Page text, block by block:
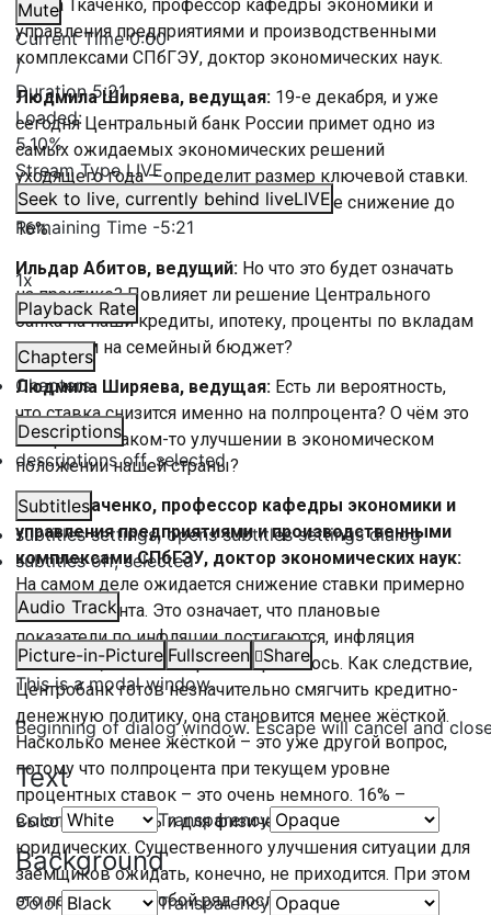
Mute
Current Time0:00
/
Duration5:21
Loaded:
5.10%
Stream TypeLIVE
Seek to live, currently behind liveLIVE
Remaining Time -5:21
1x
Playback Rate
Chapters
Chapters
Descriptions
descriptions off, selected
Subtitles
subtitles settings, opens subtitles settings dialog
subtitles off, selected
Audio Track
Picture-in-Picture Fullscreen
Share
This is a modal window.
Beginning of dialog window. Escape will cancel and
Text
Color Transparency
Background
Color Transparency
Елена Ткаченко, профессор кафедры экономики и
управления предприятиями и производственными
комплексами СПбГЭУ, доктор экономических наук.
Людмила Ширяева, ведущая: 19-е декабря, и уже
сегодня Центральный банк России примет одно из
самых ожидаемых экономических решений
уходящего года – определит размер ключевой ставки.
Эксперты прогнозируют её возможное снижение до
16%.
Ильдар Абитов, ведущий: Но что это будет означать
на практике? Повлияет ли решение Центрального
банка на наши кредиты, ипотеку, проценты по вкладам
и в целом на семейный бюджет?
Людмила Ширяева, ведущая: Есть ли вероятность,
что ставка снизится именно на полпроцента? О чём это
говорит? О каком-то улучшении в экономическом
положении нашей страны?
Елена Ткаченко, профессор кафедры экономики и
управления предприятиями и производственными
комплексами СПбГЭУ, доктор экономических наук:
На самом деле ожидается снижение ставки примерно
на полпроцента. Это означает, что плановые
показатели по инфляции достигаются, инфляция
снижается, как это и прогнозировалось. Как следствие,
Центробанк готов незначительно смягчить кредитно-
денежную политику, она становится менее жёсткой.
Насколько менее жёсткой – это уже другой вопрос,
потому что полпроцента при текущем уровне
процентных ставок – это очень немного. 16% –
высокий уровень и для физических лиц, и для
юридических. Существенного улучшения ситуации для
заёмщиков ожидать, конечно, не приходится. При этом
это повлечёт за собой ряд последствий, например,